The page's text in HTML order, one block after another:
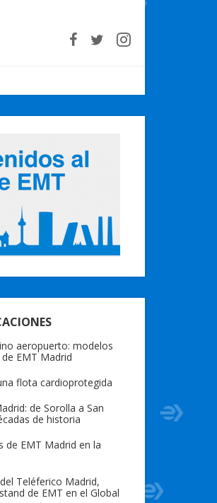
aeropuerto: modelos
EMT Madrid
flota cardioprotegida
de Sorolla a San
de historia
de EMT Madrid en la
Teléferico Madrid,
de EMT en el Global